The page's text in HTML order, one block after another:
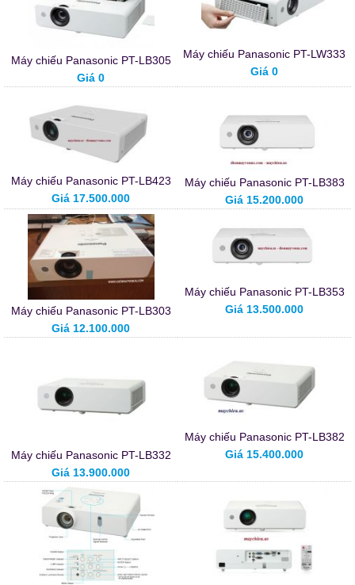
Máy chiếu Panasonic PT-LB305
Giá 0
Máy chiếu Panasonic PT-LW333
Giá 0
Máy chiếu Panasonic PT-LB423
Giá 17.500.000
Máy chiếu Panasonic PT-LB383
Giá 15.200.000
Máy chiếu Panasonic PT-LB303
Giá 12.100.000
Máy chiếu Panasonic PT-LB353
Giá 13.500.000
Máy chiếu Panasonic PT-LB332
Giá 13.900.000
Máy chiếu Panasonic PT-LB382
Giá 15.400.000